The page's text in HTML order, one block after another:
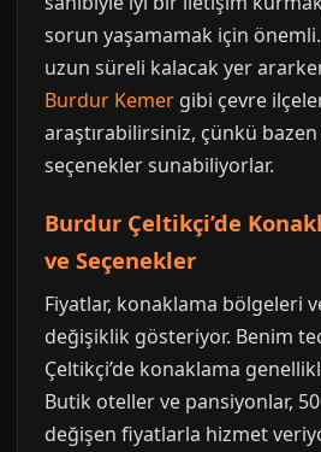
sorun yaşamamak için
uzun süreli kalacak yer
Burdur Kemer gibi çevre
araştırabilirsiniz, çünkü
seçenekler sunabiliyorlar.
Burdur Çeltikçi’de
ve Seçenekler
Fiyatlar, konaklama bölgeleri
değişiklik gösteriyor. Benim
Çeltikçi’de konaklama
Butik oteller ve pansiyonlar,
değişen fiyatlarla hizmet